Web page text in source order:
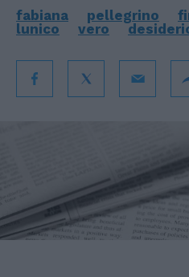
fabiana pellegrino
lunico
vero